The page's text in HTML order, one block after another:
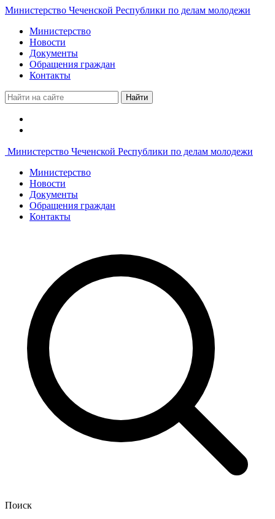
Министерство Чеченской Республики по делам молодежи
Министерство
Новости
Документы
Обращения граждан
Контакты
Найти
Министерство Чеченской Республики по делам молодежи
Министерство
Новости
Документы
Обращения граждан
Контакты
Поиск